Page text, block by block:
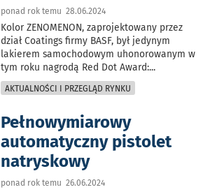
ponad rok temu 28.06.2024
Kolor ZENOMENON, zaprojektowany przez
dział Coatings firmy BASF, był jedynym
lakierem samochodowym uhonorowanym w
tym roku nagrodą Red Dot Award:...
AKTUALNOŚCI I PRZEGLĄD RYNKU
Pełnowymiarowy
automatyczny pistolet
natryskowy
ponad rok temu 26.06.2024